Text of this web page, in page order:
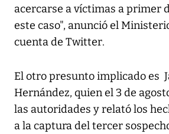
acercarse a víctimas a primer
este caso", anunció el
cuenta de Twitter.
El otro presunto implicado es
Hernández, quien el 3 de
las autoridades y relató los
a la captura del tercer